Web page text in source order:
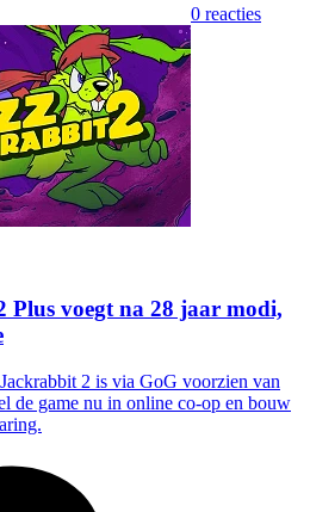
0 reacties
Plus voegt na 28 jaar modi,
2 is via GoG voorzien van
de game nu in online co-op en bouw